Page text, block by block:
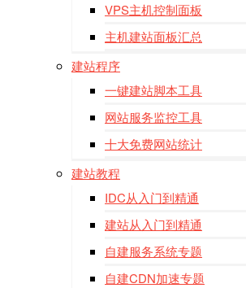
VPS主机控制面板
主机建站面板汇总
建站程序
一键建站脚本工具
网站服务监控工具
十大免费网站统计
建站教程
IDC从入门到精通
建站从入门到精通
自建服务系统专题
自建CDN加速专题